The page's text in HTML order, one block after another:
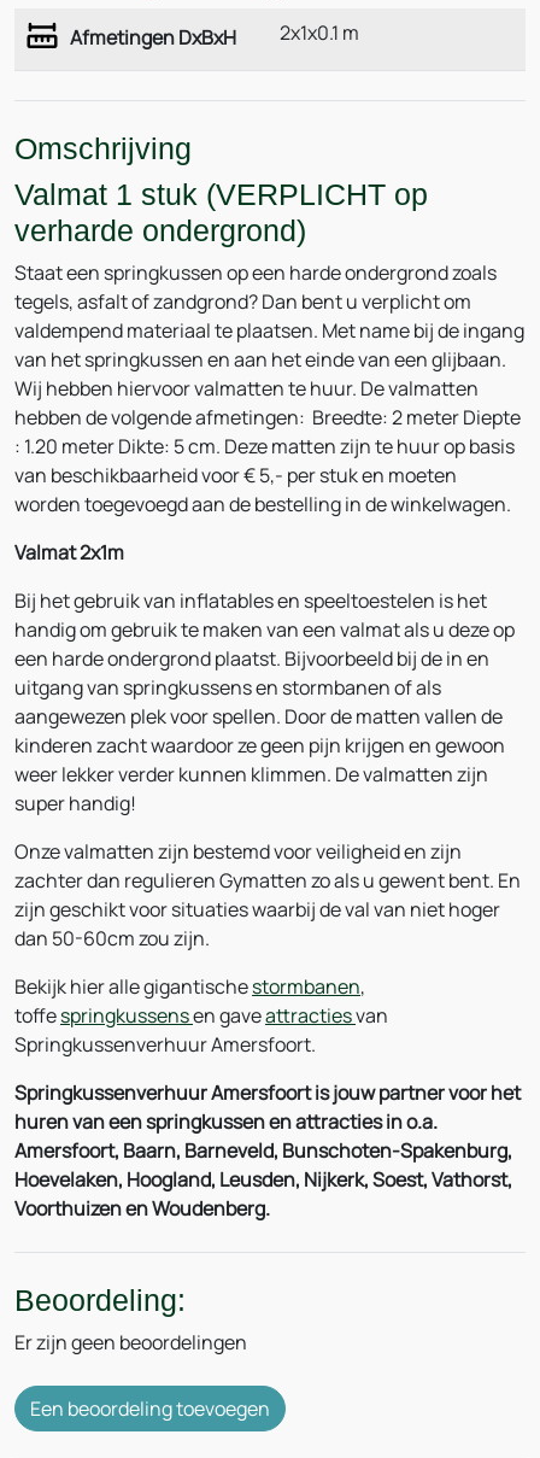
Afmetingen DxBxH 2x1x0.1 m
Omschrijving
Valmat 1 stuk (VERPLICHT op
verharde ondergrond)
Staat een springkussen op een harde ondergrond zoals
tegels, asfalt of zandgrond? Dan bent u verplicht om
valdempend materiaal te plaatsen. Met name bij de ingang
van het springkussen en aan het einde van een glijbaan.
Wij hebben hiervoor valmatten te huur. De valmatten
hebben de volgende afmetingen: Breedte: 2 meter Diepte
: 1.20 meter Dikte: 5 cm. Deze matten zijn te huur op basis
van beschikbaarheid voor € 5,- per stuk en moeten
worden toegevoegd aan de bestelling in de winkelwagen.
Valmat 2x1m
Bij het gebruik van inflatables en speeltoestelen is het
handig om gebruik te maken van een valmat als u deze op
een harde ondergrond plaatst. Bijvoorbeeld bij de in en
uitgang van springkussens en stormbanen of als
aangewezen plek voor spellen. Door de matten vallen de
kinderen zacht waardoor ze geen pijn krijgen en gewoon
weer lekker verder kunnen klimmen. De valmatten zijn
super handig!
Onze valmatten zijn bestemd voor veiligheid en zijn
zachter dan regulieren Gymatten zo als u gewent bent. En
zijn geschikt voor situaties waarbij de val van niet hoger
dan 50-60cm zou zijn.
Bekijk hier alle gigantischestormbanen,
toffespringkussensen gaveattractiesvan
Springkussenverhuur Amersfoort.
Springkussenverhuur Amersfoort is jouw partner voor het
huren van een springkussen en attracties in o.a.
Amersfoort, Baarn, Barneveld, Bunschoten-Spakenburg,
Hoevelaken, Hoogland, Leusden, Nijkerk, Soest, Vathorst,
Voorthuizen en Woudenberg.
Beoordeling:
Er zijn geen beoordelingen
Een beoordeling toevoegen